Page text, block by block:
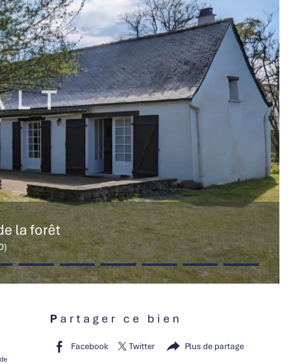
la forêt
Partager ce bien
Facebook Twitter Plus de partage